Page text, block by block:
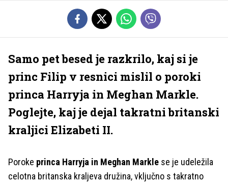
Samo pet besed je razkrilo, kaj si je
princ Filip v resnici mislil o poroki
princa Harryja in Meghan Markle.
Poglejte, kaj je dejal takratni britanski
kraljici Elizabeti II.
Poroke princa Harryja in Meghan Markle se je udeležila
celotna britanska kraljeva družina, vključno s takratno